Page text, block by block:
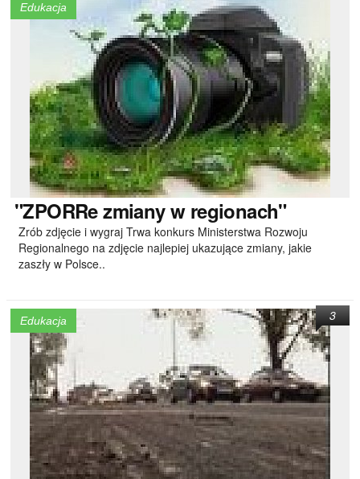
Edukacja
"ZPORRezmiany w regionach"
Zrób zdjęcie i wygraj Trwa konkurs Ministerstwa Rozwoju
Regionalnego na zdjęcie najlepiej ukazujące zmiany, jakie
zaszły w Polsce..
Edukacja 3